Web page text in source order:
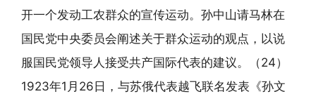
开一个发动工农群众的宣传运动。孙中山请马林在
国民党中央委员会阐述关于群众运动的观点，以说
服国民党领导人接受共产国际代表的建议。（24）
1923年1月26日，与苏俄代表越飞联名发表《孙文